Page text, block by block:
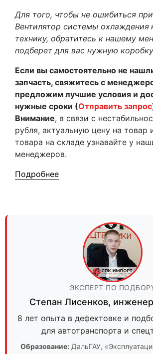
Для того, чтобы не ошибиться
Вентилятор системы охлаждения
технику, обратитесь к нашему
подберет для вас нужную
Если вы самостоятельно не
запчасть, свяжитесь с
предложим лучшие условия и
нужные сроки (Отправить запрос
Внимание, в связи с
рубля, актуальную цену на товар
товара на складе узнавайте у
менеджеров.
Подробнее
ЭКСПЕРТ ПО
Степан Лисенков,
8 лет опыта в дефектовке и
для автотранспорта и
Образование: ДальГАУ,